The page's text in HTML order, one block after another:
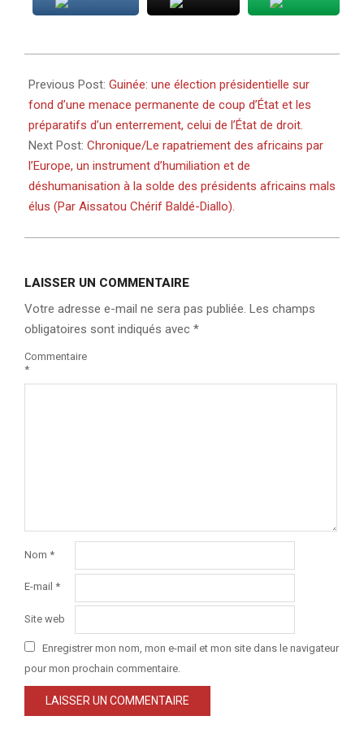
12-
21
Previous Post: Guinée: une élection présidentielle sur
fond d’une menace permanente de coup d’État et les
préparatifs d’un enterrement, celui de l’État de droit.
Next Post: Chronique/Le rapatriement des africains par
l’Europe, un instrument d’humiliation et de
déshumanisation à la solde des présidents africains mals
élus (Par Aissatou Chérif Baldé-Diallo).
LAISSER UN COMMENTAIRE
Votre adresse e-mail ne sera pas publiée. Les champs
obligatoires sont indiqués avec *
Commentaire
*
Nom *
E-mail *
Site web
Enregistrer mon nom, mon e-mail et mon site dans le navigateur
pour mon prochain commentaire.